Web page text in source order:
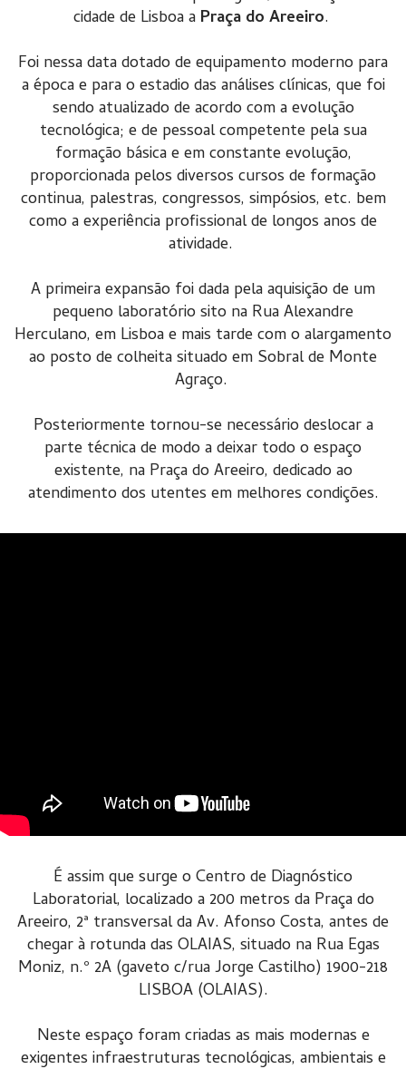
cidade de Lisboa a Praça do Areeiro.
Foi nessa data dotado de equipamento moderno para
a época e para o estadio das análises clínicas, que foi
sendo atualizado de acordo com a evolução
tecnológica; e de pessoal competente pela sua
formação básica e em constante evolução,
proporcionada pelos diversos cursos de formação
continua, palestras, congressos, simpósios, etc. bem
como a experiência profissional de longos anos de
atividade.
A primeira expansão foi dada pela aquisição de um
pequeno laboratório sito na Rua Alexandre
Herculano, em Lisboa e mais tarde com o alargamento
ao posto de colheita situado em Sobral de Monte
Agraço.
Posteriormente tornou-se necessário deslocar a
parte técnica de modo a deixar todo o espaço
existente, na Praça do Areeiro, dedicado ao
atendimento dos utentes em melhores condições.
É assim que surge o Centro de Diagnóstico
Laboratorial, localizado a 200 metros da Praça do
Areeiro, 2ª transversal da Av. Afonso Costa, antes de
chegar à rotunda das OLAIAS, situado na Rua Egas
Moniz, n.º 2A (gaveto c/rua Jorge Castilho) 1900-218
LISBOA (OLAIAS).
Neste espaço foram criadas as mais modernas e
exigentes infraestruturas tecnológicas, ambientais e